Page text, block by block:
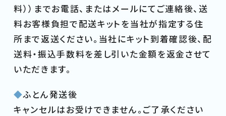
料））までお電話、またはメールにてご連絡後、送
料お客様負担で配送キットを当社が指定する住
所まで返送ください。当社にキット到着確認後、配
送料・振込手数料を差し引いた金額を返金させて
いただきます。
◆ふとん発送後
キャンセルはお受けできません。ご了承ください